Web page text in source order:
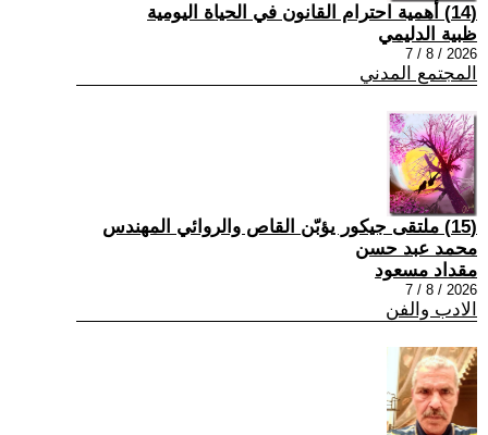
(14) أهمية احترام القانون في الحياة اليومية
ظبية الدليمي
2026 / 8 / 7
المجتمع المدني
(15) ملتقى جيكور يؤبّن القاص والروائي المهندس
محمد عبد حسن
مقداد مسعود
2026 / 8 / 7
الادب والفن